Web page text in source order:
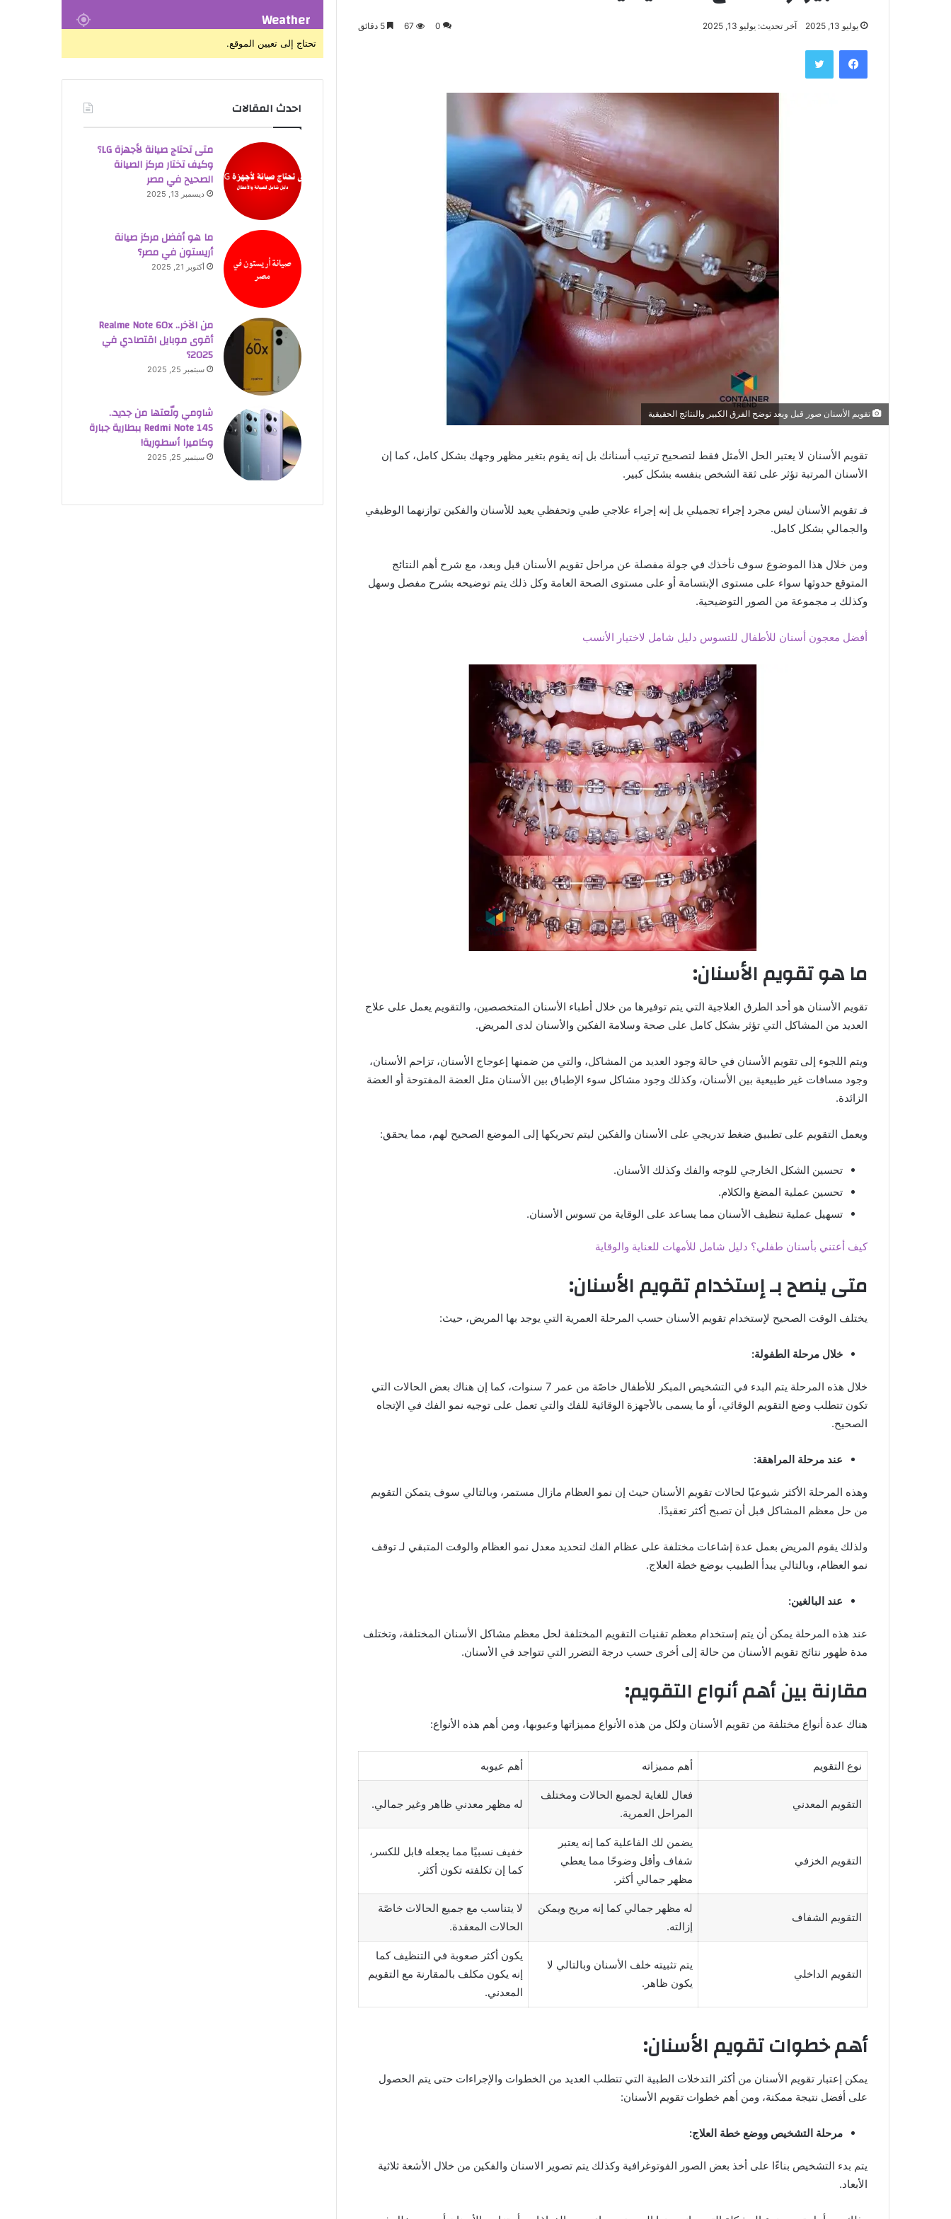
يوليو 13, 2025 آخر تحديث: يوليو 13, 2025 0
67
فيسبوك تويتر
تقويم الأسنان صور قبل وبعد توضح الفرق الكبير والنتائج الحقيقية
تقويم الأسنان لا يعتبر الحل الأمثل فقط لتصحيح ترتيب أسنانك بل إنه يقوم بتغير مظهر وجهك بشكل كامل، كما إن
الأسنان المرتبة تؤثر على ثقة الشخص بنفسه بشكل كبير.
فـ تقويم الأسنان ليس مجرد إجراء تجميلي بل إنه إجراء علاجي طبي وتحفظي يعيد للأسنان والفكين توازنهما الوظيفي
والجمالي بشكل كامل.
ومن خلال هذا الموضوع سوف نأخذك في جولة مفصلة عن مراحل تقويم الأسنان قبل وبعد، مع شرح أهم النتائج
المتوقع حدوثها سواء على مستوى الإبتسامة أو على مستوى الصحة العامة وكل ذلك يتم توضيحه بشرح مفصل وسهل
وكذلك بـ مجموعة من الصور التوضيحية.
أفضل معجون أسنان للأطفال للتسوس دليل شامل لاختيار الأنسب
ما هو تقويم الأسنان:
تقويم الأسنان هو أحد الطرق العلاجية التي يتم توفيرها من خلال أطباء الأسنان المتخصصين، والتقويم يعمل على علاج
العديد من المشاكل التي تؤثر بشكل كامل على صحة وسلامة الفكين والأسنان لدى المريض.
ويتم اللجوء إلى تقويم الأسنان في حالة وجود العديد من المشاكل، والتي من ضمنها إعوجاج الأسنان، تزاحم الأسنان،
وجود مسافات غير طبيعية بين الأسنان، وكذلك وجود مشاكل سوء الإطباق بين الأسنان مثل العضة المفتوحة أو العضة
الزائدة.
ويعمل التقويم على تطبيق ضغط تدريجي على الأسنان والفكين ليتم تحريكها إلى الموضع الصحيح لهم، مما يحقق:
تحسين الشكل الخارجي للوجه والفك وكذلك الأسنان.
تحسين عملية المضغ والكلام.
تسهيل عملية تنظيف الأسنان مما يساعد على الوقاية من تسوس الأسنان.
كيف أعتني بأسنان طفلي؟ دليل شامل للأمهات للعناية والوقاية
متى ينصح بـ إستخدام تقويم الأسنان:
يختلف الوقت الصحيح لإستخدام تقويم الأسنان حسب المرحلة العمرية التي يوجد بها المريض، حيث:
خلال مرحلة الطفولة:
خلال هذه المرحلة يتم البدء في التشخيص المبكر للأطفال خاصًة من عمر 7 سنوات، كما إن هناك بعض الحالات التي
تكون تتطلب وضع التقويم الوقائي، أو ما يسمى بالأجهزة الوقائية للفك والتي تعمل على توجيه نمو الفك في الإتجاه
الصحيح.
عند مرحلة المراهقة:
وهذه المرحلة الأكثر شيوعيًا لحالات تقويم الأسنان حيث إن نمو العظام مازال مستمر، وبالتالي سوف يتمكن التقويم
من حل معظم المشاكل قبل أن تصبح أكثر تعقيدًا.
ولذلك يقوم المريض بعمل عدة إشاعات مختلفة على عظام الفك لتحديد معدل نمو العظام والوقت المتبقي لـ توقف
نمو العظام، وبالتالي يبدأ الطبيب بوضع خطة العلاج.
عند البالغين:
عند هذه المرحلة يمكن أن يتم إستخدام معظم تقنيات التقويم المختلفة لحل معظم مشاكل الأسنان المختلفة، وتختلف
مدة ظهور نتائج تقويم الأسنان من حالة إلى أخرى حسب درجة التضرر التي تتواجد في الأسنان.
مقارنة بين أهم أنواع التقويم:
هناك عدة أنواع مختلفة من تقويم الأسنان ولكل من هذه الأنواع مميزاتها وعيوبها، ومن أهم هذه الأنواع:
نوع التقويم أهم مميزاته أهم عيوبه
التقويم المعدني
فعال للغاية لجميع الحالات ومختلف
المراحل العمرية.
له مظهر معدني ظاهر وغير جمالي.
التقويم الخزفي
يضمن لك الفاعلية كما إنه يعتبر
شفاف وأقل وضوحًا مما يعطي
مظهر جمالي أكثر.
خفيف نسبيًا مما يجعله قابل للكسر،
كما إن تكلفته تكون أكثر.
التقويم الشفاف
له مظهر جمالي كما إنه مريح ويمكن
إزالته.
لا يتناسب مع جميع الحالات خاصًة
الحالات المعقدة.
التقويم الداخلي
يتم تثبيته خلف الأسنان وبالتالي لا
يكون ظاهر.
يكون أكثر صعوبة في التنظيف كما
إنه يكون مكلف بالمقارنة مع التقويم
المعدني.
أهم خطوات تقويم الأسنان:
يمكن إعتبار تقويم الأسنان من أكثر التدخلات الطبية التي تتطلب العديد من الخطوات والإجراءات حتى يتم الحصول
على أفضل نتيجة ممكنة، ومن أهم خطوات تقويم الأسنان:
مرحلة التشخيص ووضع خطة العلاج:
يتم بدء التشخيص بناءًا على أخذ بعض الصور الفوتوغرافية وكذلك يتم تصوير الاسنان والفكين من خلال الأشعة ثلاثية
الأبعاد.
Weather
تحتاج إلى تعيين الموقع.
احدث المقالات
متى تحتاج صيانة لأجهزة LG؟
وكيف تختار مركز الصيانة
الصحيح في مصر
ديسمبر 13, 2025
ما هو أفضل مركز صيانة
أريستون في مصر؟
أكتوبر 21, 2025
من الآخر.. Realme Note 60x
أقوى موبايل اقتصادي في
2025؟
سبتمبر 25, 2025
شاومي ولّعتها من جديد..
Redmi Note 14S ببطارية جبارة
وكاميرا أسطورية!
سبتمبر 25, 2025